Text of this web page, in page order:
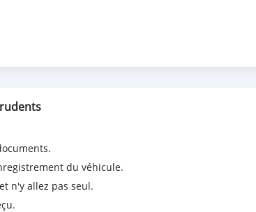
du véhicule.
n'y allez pas seul.